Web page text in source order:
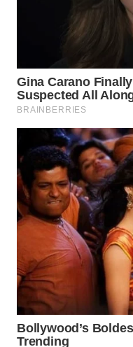
WAHANANEWS
SPORT
WAHANA
UMKM
WAHANA
SELEB
WAHANA
PERSONA
WAHANA
OTOMOTIF
WAHANA
HEALTH